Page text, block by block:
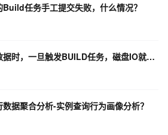
任务手工提交失败，什么情况？
云数据仓库ADB在写入数据时，一旦触发BUILD任务，磁盘IO就会被打满，各位大佬有什么优化建议吗？
据聚合分析-实例查询行为画像分析？